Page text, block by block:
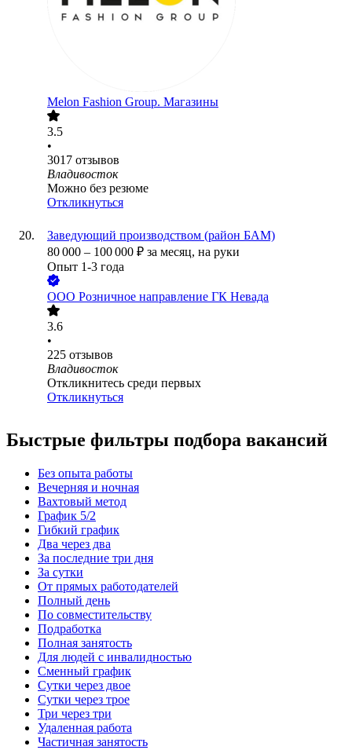
Melon Fashion Group. Магазины
3.5
•
3017 отзывов
Владивосток
Можно без резюме
Откликнуться
Заведующий производством (район БАМ)
80 000 – 100 000 ₽ за месяц, на руки
Опыт 1-3 года
ООО Розничное направление ГК Невада
3.6
•
225 отзывов
Владивосток
Откликнитесь среди первых
Откликнуться
Быстрые фильтры подбора вакансий
Без опыта работы
Вечерняя и ночная
Вахтовый метод
График 5/2
Гибкий график
Два через два
За последние три дня
За сутки
От прямых работодателей
Полный день
По совместительству
Подработка
Полная занятость
Для людей с инвалидностью
Сменный график
Сутки через двое
Сутки через трое
Три через три
Удаленная работа
Частичная занятость